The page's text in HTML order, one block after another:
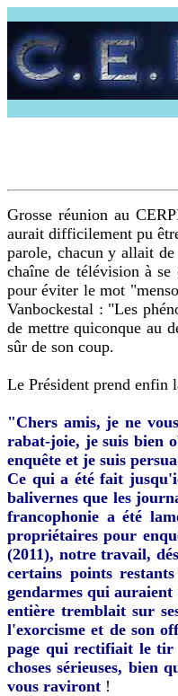
Grosse réunion au
aurait difficilement pu
parole, chacun y allait
chaîne de télévision à
pour éviter le mot
Vanbockestal : "Les
de mettre quiconque au
sûr de son coup.
Le Président prend enfin
"Chers amis, je ne
rabat-joie, je suis bien
enquête et je suis
Ce qui a été fait
balivernes que les
francophonie a été
propriétaires pour
(2011), notre travail,
certains points
gendarmes qui
entière tremblait sur
l'exorcisme et de son
page qui rectifiait le tir
choses sérieuses, bien
vous raviront !